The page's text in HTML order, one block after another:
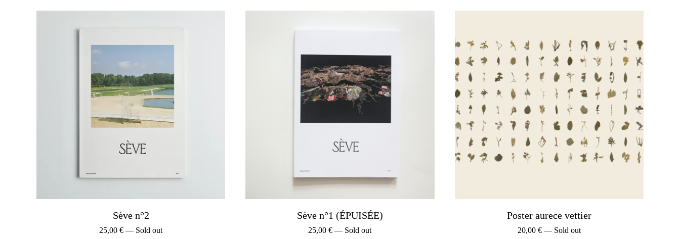
Featured
products
Sève n°2
25,00€ — Sold out
Sève n°1 (ÉPUISÉE)
25,00€ — Sold out
Poster aurece vettier
20,00 € — Sold out